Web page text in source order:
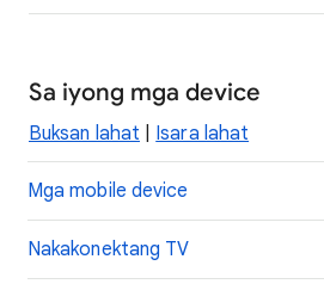
Sa iyong mga device
Buksan lahat Isara lahat
Mga mobile device
Nakakonektang TV